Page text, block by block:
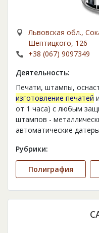
Львовская обл.,
Шептицкого, 126
+38 (067) 9097349
Деятельность:
Печати, штампы,
изготовление печатей
от 1 часа) с любым
штампов -
автоматические
Рубрики:
Полиграфия